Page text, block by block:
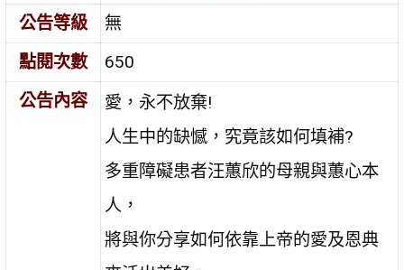
公告等級
無
點閱次數
650
公告內容
愛，永不放棄!
人生中的缺憾，究竟該如何填補?
多重障礙患者汪蕙欣的母親與蕙心本
人，
將與你分享如何依靠上帝的愛及恩典